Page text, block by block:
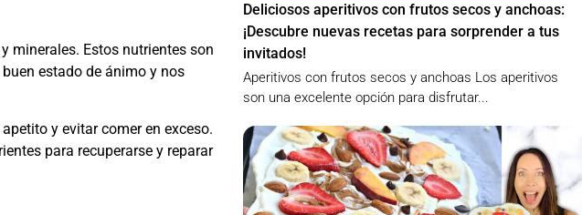
minerales. Estos nutrientes son
estado de ánimo y nos
y evitar comer en exceso.
para recuperarse y reparar
Deliciosos aperitivos con frutos secos y anchoas:
¡Descubre nuevas recetas para sorprender a tus
invitados!
Aperitivos con frutos secos y anchoas Los aperitivos
son una excelente opción para disfrutar...